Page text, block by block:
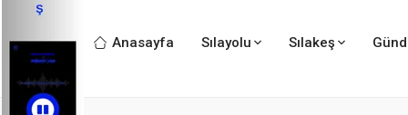
Anasayfa Sılayolu Sılakeş